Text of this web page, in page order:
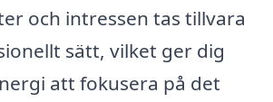
och intressen tas tillvara
sätt, vilket ger dig
att fokusera på det